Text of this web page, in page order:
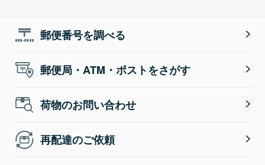
郵便番号を調べる
郵便局・ATM・ポストをさがす
荷物のお問い合わせ
再配達のご依頼